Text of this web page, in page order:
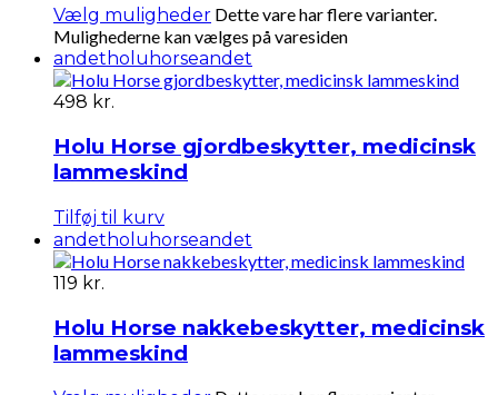
Vælg muligheder Dette vare har flere varianter.
Mulighederne kan vælges på varesiden
andet holuhorseandet
498 kr.
Holu Horse gjordbeskytter, medicinsk
lammeskind
Tilføj til kurv
andet holuhorseandet
119 kr.
Holu Horse nakkebeskytter, medicinsk
lammeskind